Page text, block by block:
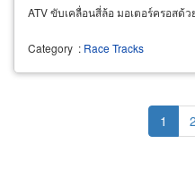
ATV ขับเคลื่อนสี่ล้อ มอเตอร์ครอสด้
Category : Race Tracks
Current
page
1 2